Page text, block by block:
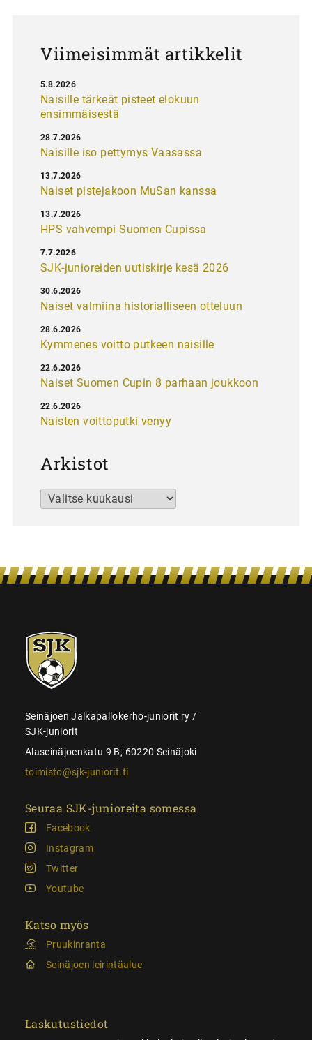
Viimeisimmät artikkelit
Naisille tärkeät pisteet elokuun
ensimmäisestä
5.8.2026
Naisille iso pettymys Vaasassa
28.7.2026
Naiset pistejakoon MuSan kanssa
13.7.2026
HPS vahvempi Suomen Cupissa
13.7.2026
SJK-junioreiden uutiskirje kesä 2026
7.7.2026
Naiset valmiina historialliseen otteluun
30.6.2026
Kymmenes voitto putkeen naisille
28.6.2026
Naiset Suomen Cupin 8 parhaan joukkoon
22.6.2026
Naisten voittoputki venyy
22.6.2026
Arkistot
Arkistot
SJK-
juniorit
Seinäjoen Jalkapallokerho-juniorit ry /
SJK-juniorit
Alaseinäjoenkatu 9 B, 60220 Seinäjoki
toimisto@sjk-juniorit.fi
Seuraa SJK-junioreita somessa
Facebook
Instagram
Twitter
Youtube
Katso myös
Pruukinranta
Seinäjoen leirintäalue
Laskutustiedot